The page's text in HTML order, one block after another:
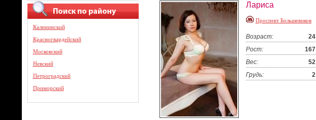
Калининский
Красногвардейский
Московский
Невский
Петроградский
Приморский
Лариса
Проспект Большевиков
Возраст:
24
Рост:
167
Вес:
52
Грудь:
2